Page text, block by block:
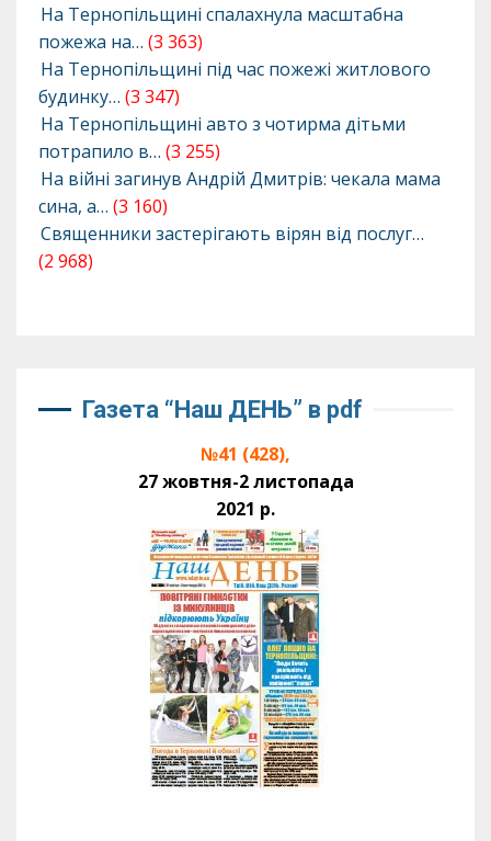
На Тернопільщині спалахнула масштабна
пожежа на… (3 363)
На Тернопільщині під час пожежі житлового
будинку… (3 347)
На Тернопільщині авто з чотирма дітьми
потрапило в… (3 255)
На війні загинув Андрій Дмитрів: чекала мама
сина, а… (3 160)
Священники застерігають вірян від послуг…
(2 968)
Газета “Наш ДЕНЬ” в pdf
№41 (428),
27 жовтня-2 листопада
2021 р.